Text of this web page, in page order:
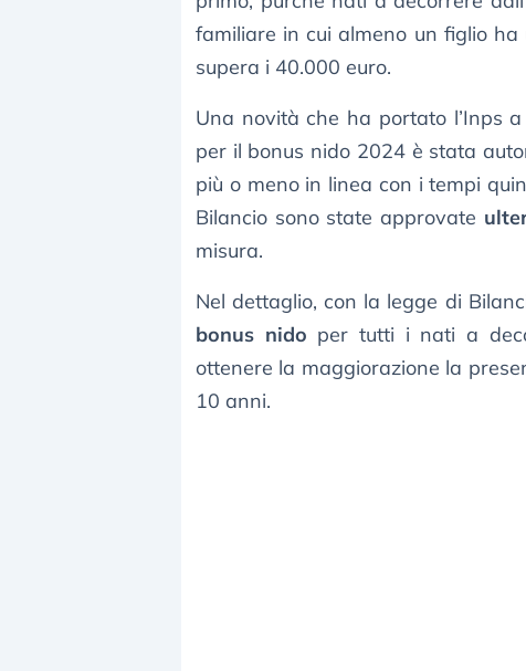
familiare in cui almeno un figlio
supera i 40.000 euro.
Una novità che ha portato l’Inps
per il bonus nido 2024 è stata
più o meno in linea con i tempi
Bilancio sono state approvate
misura.
Nel dettaglio, con la legge di
bonus nido per tutti i nati a
ottenere la maggiorazione la
10 anni.